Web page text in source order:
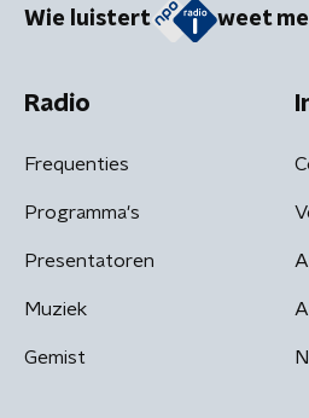
Wie luistert weet
Radio
Frequenties
Programma's
Presentatoren
Muziek
Gemist